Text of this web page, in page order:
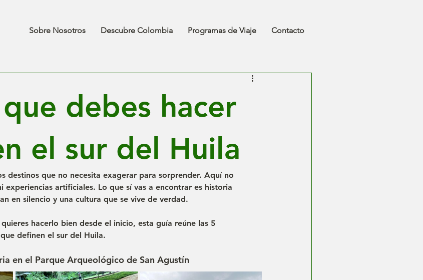
Sobre Nosotros Descubre Colombia Programas de Viaje Contacto
debes hacer
el sur del Huila
destinos que no necesita exagerar para sorprender. Aquí no
experiencias artificiales. Lo que sí vas a encontrar es historia
en silencio y una cultura que se vive de verdad.
hacerlo bien desde el inicio, esta guía reúne las 5
que definen el sur del Huila.
en el Parque Arqueológico de San Agustín